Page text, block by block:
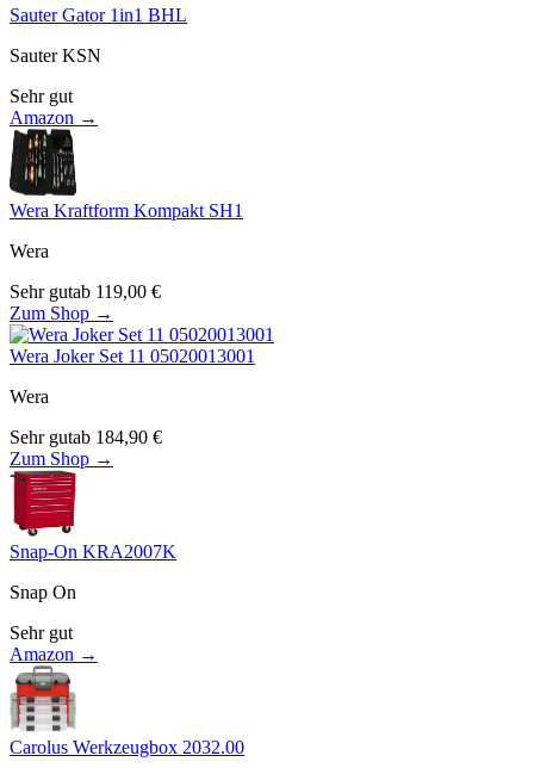
Sauter Gator 1in1 BHL
Sauter KSN
Sehr gut
Amazon →
Wera Kraftform Kompakt SH1
Wera
Sehr gutab 119,00 €
Zum Shop →
Wera Joker Set 11 05020013001
Wera
Sehr gutab 184,90 €
Zum Shop →
Snap-On KRA2007K
Snap On
Sehr gut
Amazon →
Carolus Werkzeugbox 2032.00